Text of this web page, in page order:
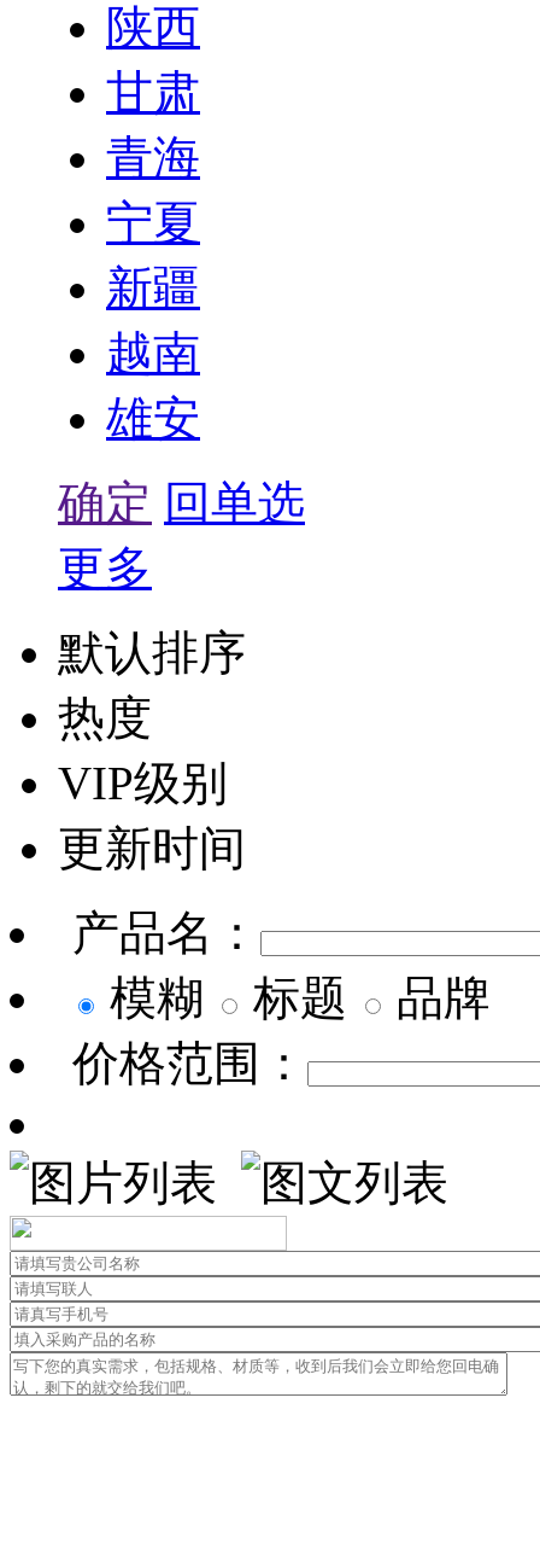
陕西
甘肃
青海
宁夏
新疆
越南
雄安
确定 回单选
更多
默认排序
热度
VIP级别
更新时间
产品名：
模糊
标题
品牌
价格范围：